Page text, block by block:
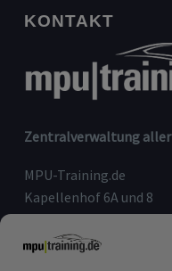
KONTAKT
Zentralverwaltung
MPU-Training.de
Kapellenhof 6A und 8
91207 Lauf an der
Telefon:
09123-80 97 090